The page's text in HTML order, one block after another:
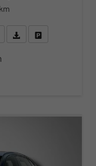
anfragen
Wir rufen Sie anFahrzeugexposé (PDF)